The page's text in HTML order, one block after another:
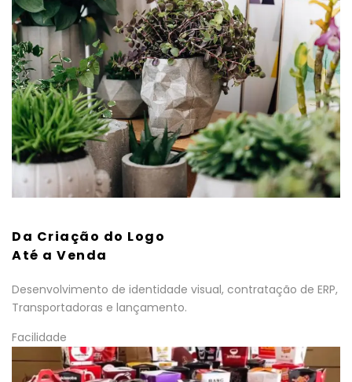
Da Criação do Logo
Até a Venda
Desenvolvimento de identidade visual, contratação de ERP,
Transportadoras e lançamento.
Facilidade